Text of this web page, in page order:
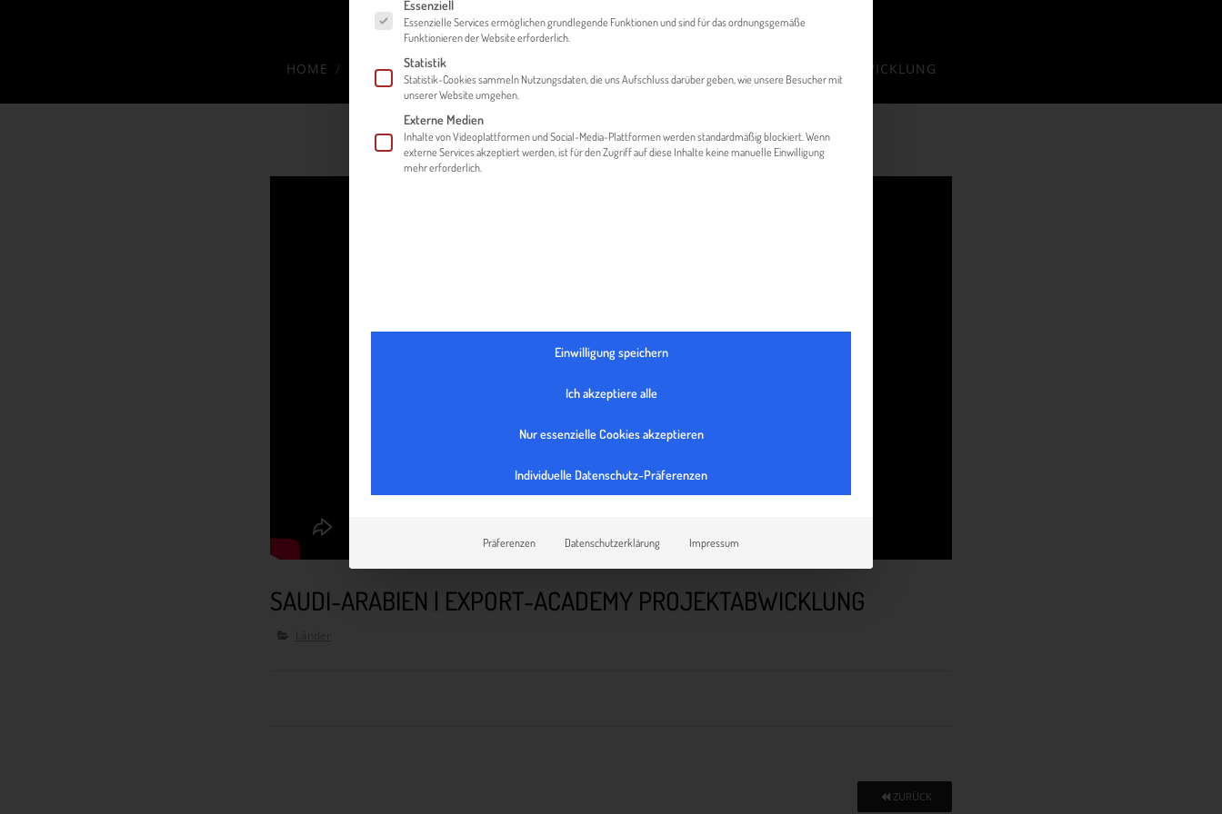
HOME MEDIATHEK SAUDI-ARABIEN | EXPORT-ACADEMY PROJEKTABWICKLUNG
SAUDI-ARABIEN | EXPORT-ACADEMY PROJEKTABWICKLUNG
ZURÜCK
Essenziell
Essenzielle Services ermöglichen grundlegende Funktionen und sind für das ordnungsgemäße
Funktionieren der Website erforderlich.
Statistik
Statistik-Cookies sammeln Nutzungsdaten, die uns Aufschluss darüber geben, wie unsere Besucher mit
unserer Website umgehen.
Externe Medien
Inhalte von Videoplattformen und Social-Media-Plattformen werden standardmäßig blockiert. Wenn
externe Services akzeptiert werden, ist für den Zugriff auf diese Inhalte keine manuelle Einwilligung
mehr erforderlich.
Einwilligung speichern
Ich akzeptiere alle
Nur essenzielle Cookies akzeptieren
Individuelle Datenschutz-Präferenzen
Präferenzen Datenschutzerklärung Impressum